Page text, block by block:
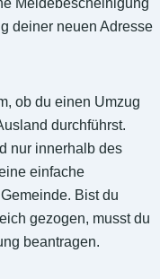
Meldebescheinigung
deiner neuen Adresse
ob du einen Umzug
durchführst.
nur innerhalb des
einfache
Bist du
gezogen, musst du
beantragen.